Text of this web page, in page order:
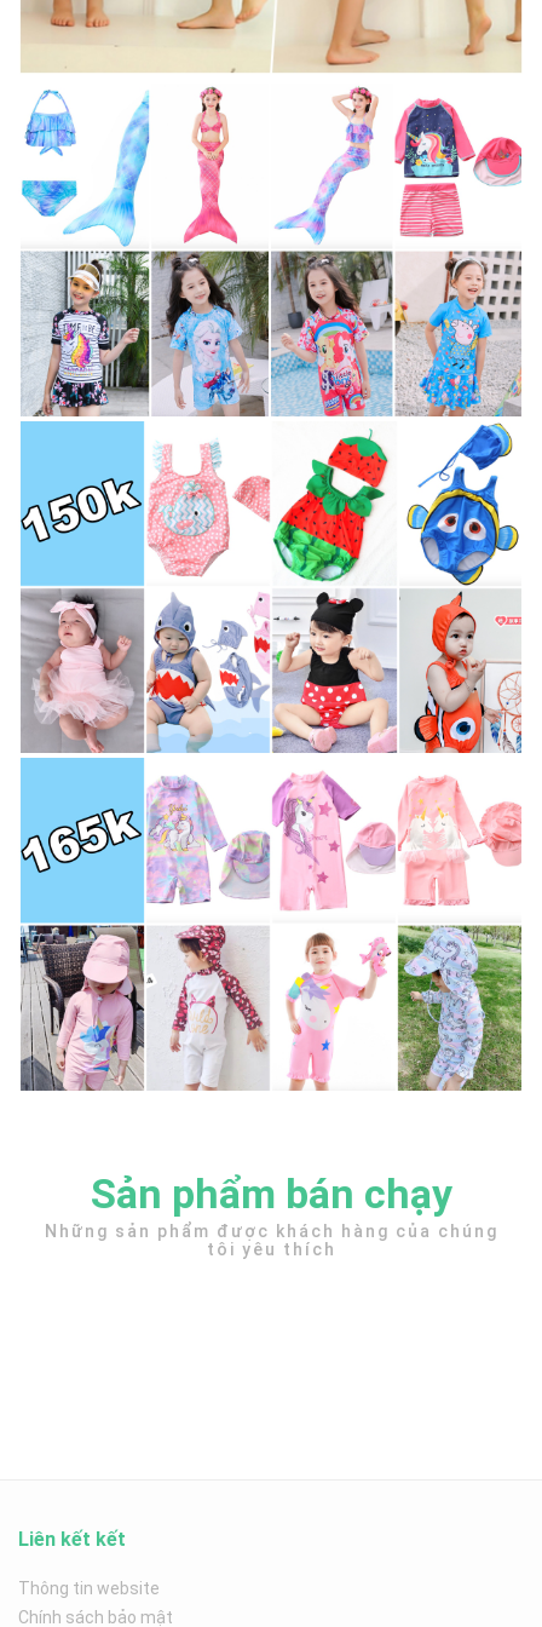
Sản phẩm bán chạy
Những sản phẩm được khách hàng của chúng
tôi yêu thích
Liên kết kết
Thông tin website
Chính sách bảo mật